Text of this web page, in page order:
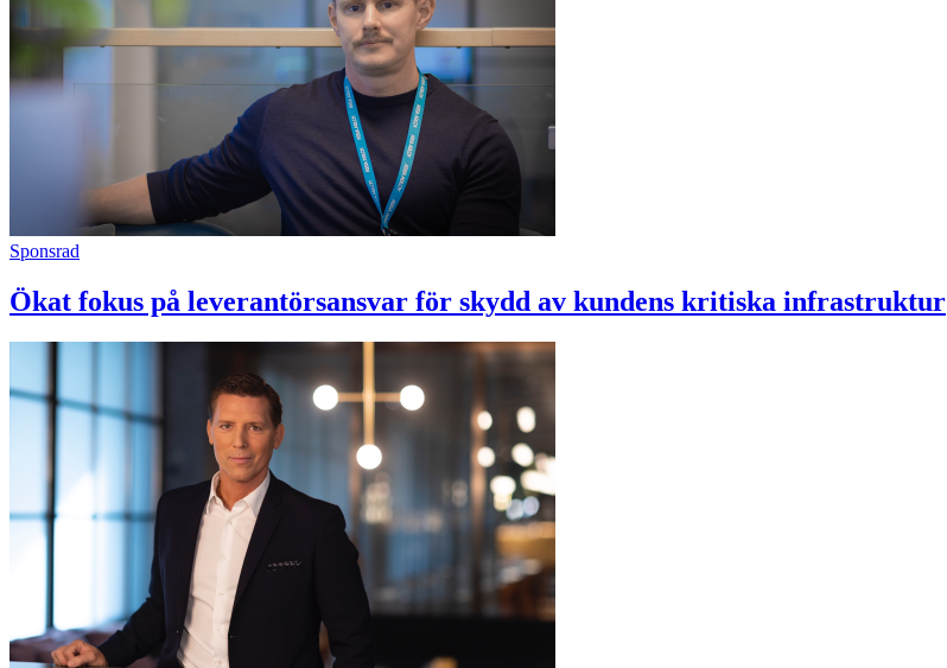
Sponsrad
Ökat fokus på leverantörsansvar för skydd av kundens kritiska infrastruktur